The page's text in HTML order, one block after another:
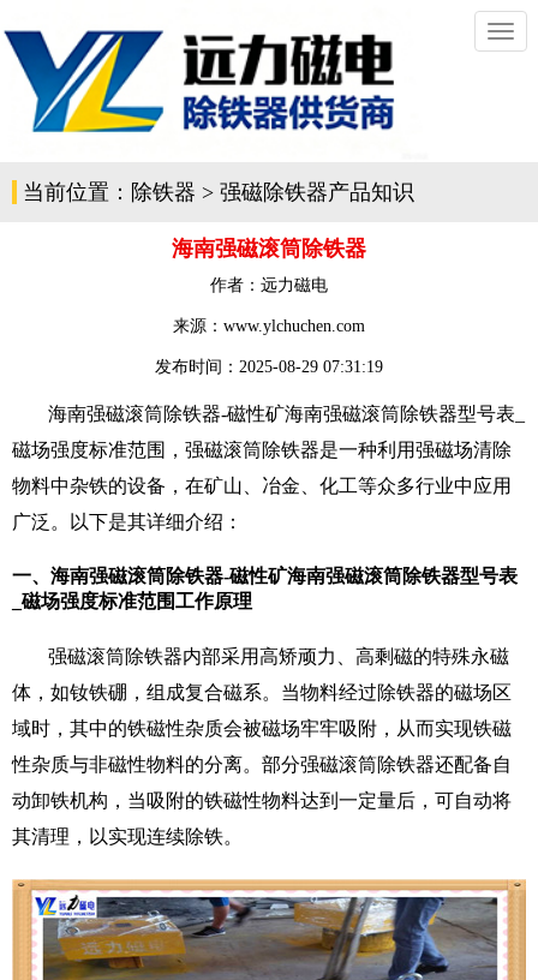
切
换
当前位置： 除铁器 > 强磁除铁器产品知识
海南强磁滚筒除铁器
作者： 远力磁电
来源：www.ylchuchen.com
发布时间： 2025-08-29 07:31:19
海南强磁滚筒除铁器-磁性矿海南强磁滚筒除铁器型号表_
磁场强度标准范围，强磁滚筒除铁器是一种利用强磁场清除
物料中杂铁的设备，在矿山、冶金、化工等众多行业中应用
广泛。以下是其详细介绍：
一、海南强磁滚筒除铁器-磁性矿海南强磁滚筒除铁器型号表
_磁场强度标准范围工作原理
强磁滚筒除铁器内部采用高矫顽力、高剩磁的特殊永磁
体，如钕铁硼，组成复合磁系。当物料经过除铁器的磁场区
域时，其中的铁磁性杂质会被磁场牢牢吸附，从而实现铁磁
性杂质与非磁性物料的分离。部分强磁滚筒除铁器还配备自
动卸铁机构，当吸附的铁磁性物料达到一定量后，可自动将
其清理，以实现连续除铁。